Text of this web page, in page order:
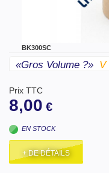
BK300SC
«gros Volume ?» V
Prix TTC
8,00 €
EN STOCK
+ DE DÉTAILS